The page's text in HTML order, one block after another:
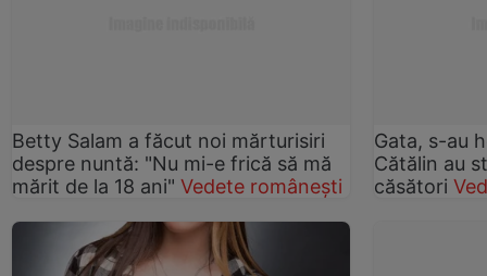
Betty Salam a făcut noi mărturisiri
despre nuntă: "Nu mi-e frică să mă
mărit de la 18 ani" Vedete românești
Gata, s-au
Cătălin au
căsători